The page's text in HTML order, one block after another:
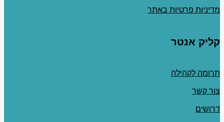
מדיניות פרטיות באתר
קליק אנטר
תרומה לקהילה
צור קשר
דרושים